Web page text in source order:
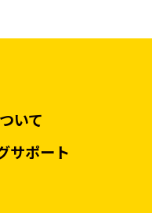
いて
サポート